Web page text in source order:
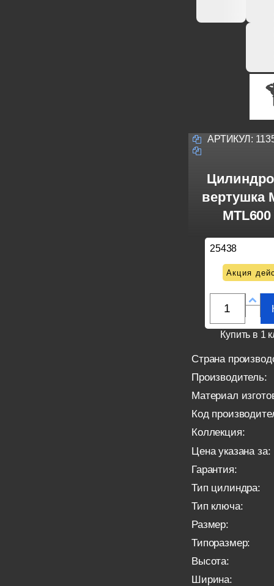
АРТИКУЛ:
вертушка
25438
Акция
Купить в 1
Страна
Производитель:
Материал
Код
Коллекция:
Цена указана за:
Гарантия:
Тип цилиндра:
Тип ключа:
Размер:
Типоразмер:
Высота:
Ширина: